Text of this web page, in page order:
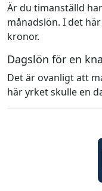
Är du timanställd
månadslön. I det
kronor.
Dagslön för en
Det är ovanligt att
här yrket skulle en